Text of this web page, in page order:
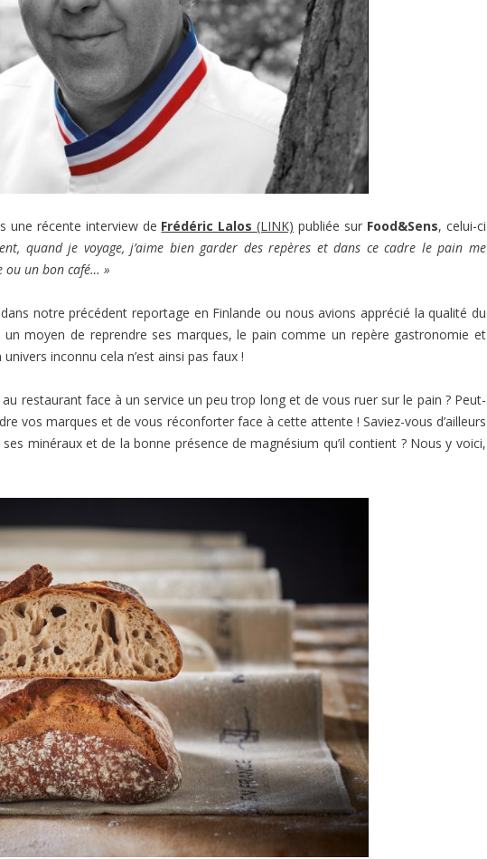
une récente interview de Frédéric Lalos(LINK) publiée sur Food&Sens, celui-ci
quand je voyage, j’aime bien garder des repères et dans ce cadre le pain me
ou un bon café… »
notre précédent reportage en Finlande ou nous avions apprécié la qualité du
un moyen de reprendre ses marques, le pain comme un repère gastronomie et
inconnu cela n’est ainsi pas faux !
restaurant face à un service un peu trop long et de vous ruer sur le pain ? Peut-
vos marques et de vous réconforter face à cette attente ! Saviez-vous d’ailleurs
minéraux et de la bonne présence de magnésium qu’il contient ? Nous y voici,